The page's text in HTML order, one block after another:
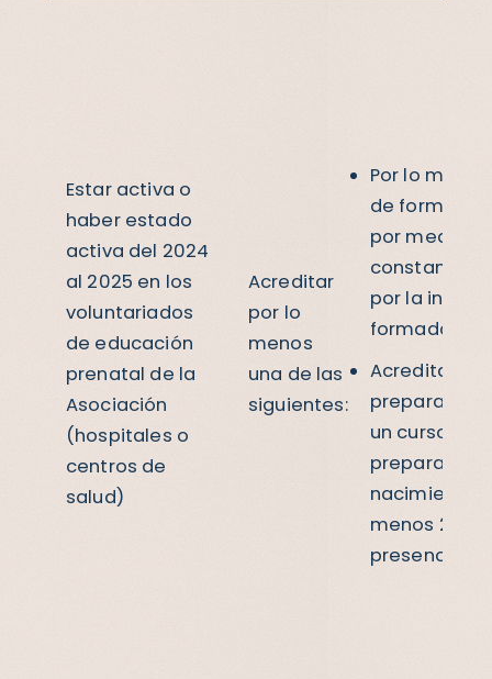
Estar activa o
haber estado
activa del 2024
al 2025 en los
voluntariados
de educación
prenatal de la
Asociación
(hospitales o
centros de
salud)
Acreditar
por lo
menos
una de las
siguientes:
Por lo
de
por medio
constancia
por la
formadora.
Acreditar
preparado y
un curso de
preparación
nacimiento
menos 2